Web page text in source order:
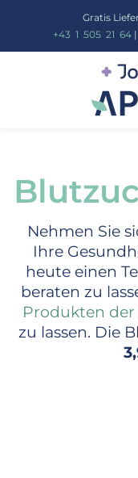
Gratis
+43 1 505_ 21 64|
Nehmen Sie
Ihre
heute einen
beraten zu
Produkten
zu lassen. Die